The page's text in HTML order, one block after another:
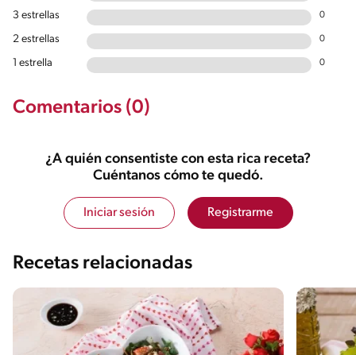
3 estrellas 0
2 estrellas 0
1 estrella 0
Comentarios (0)
¿A quién consentiste con esta rica receta?
Cuéntanos cómo te quedó.
Iniciar sesión Registrarme
Recetas relacionadas